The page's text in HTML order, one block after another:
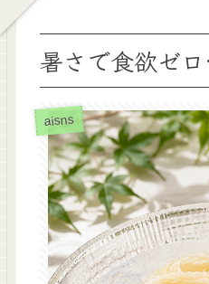
暑さで食欲ゼ
aisns